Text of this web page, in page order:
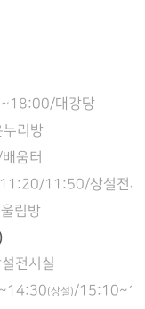
대강당
리방
움터
11:50/상설전시
림방
전시실
(상설)/